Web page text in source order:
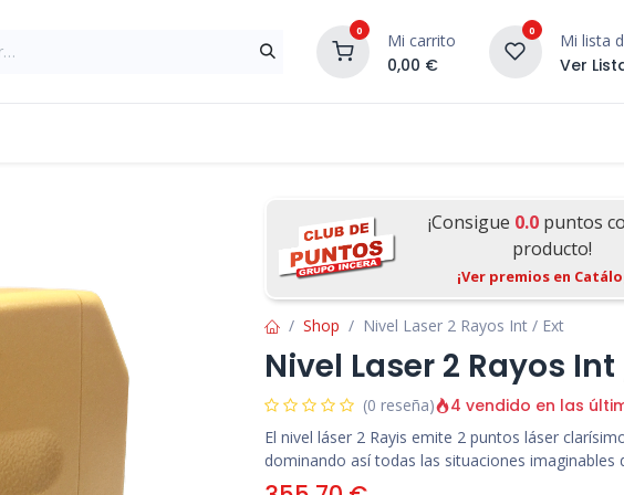
0 Mi carrito
0,00 €
0 Mi lista
Ver
¡Consigue 0.0puntos
producto!
¡Ver premios en
Shop Nivel Laser 2 Rayos Int / Ext
Nivel Laser 2 Rayos Int
(0 reseña) 4 vendido en las
El nivel láser 2 Rayis emite 2 puntos láser
dominando así todas las situaciones imaginables